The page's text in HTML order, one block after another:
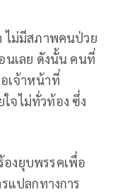
ไม่มีสภาพคนป่วย
นเลย ดังนั้น คนที่
เจ้าหน้าที่
จไม่ทั่วท้อง ซึ่ง
องยุบพรรคเพื่อ
แปลกทางการ